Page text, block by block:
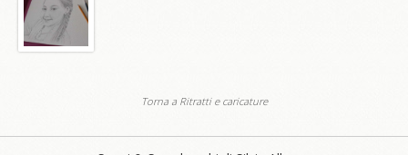
Torna a Ritratti e caricature